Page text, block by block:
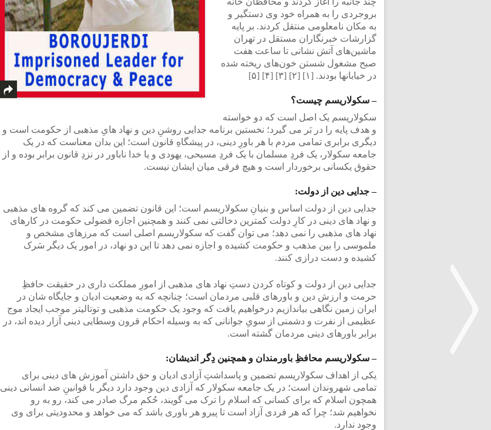
بروجردی را به همراه خود وی دستگیر و
به مکان نامعلومی منتقل کردند. بر پایه
گزارشات خبرنگاران مستقل در تهران
ماشین‌های آتش نشانی تا ساعت هفت
صبح مشغول شستن خون‌های ریخته شده
در خیابانها بودند. [۱] [۲] [۳] [۴] [۵]
– سکولاریسم چیست؟
سکولاریسم یک اصل است که دو خواسته
و هدف پایه را در بَر می گیرد؛ نخستین برنامه جدایی روشنِ دین و نهاد هایِ مذهبی از حکومت است و
دیگری برابری تمامی مردم با هر باورِ دینی، در پیشگاهِ قانون است؛ این بدان معناست که در یک
جامعه سکولار، یک فردِ مسلمان با یک فردِ مسیحی، یهودی و یا خدا ناباور در نزدِ قانون برابر بوده و از
حقوق یکسانی برخوردار است و هیچ فرقی میان ایشان نیست.
– جدایی دین از دولت:
جدایی دین از دولت اساس و بنیانِ سکولاریسم است؛ این قانون تضمین می کند که گروه های مذهبی
و نهاد های دینی در کارِ دولت کمترین دخالتی نمی کنند و همچنین اجازه فضولی حکومت در کارهای
نهاد های مذهبی را نمی دهد؛ می توان گفت که سکولاریسم اصلی است که مرزهای مشخص و
ملموسی را بین مذهب و حکومت کشیده و اجازه نمی دهد تا این دو نهاد، در امور یک دیگر سَرک
کشیده و دست درازی کنند.
جدایی دین از دولت و کوتاه کردن دستِ نهاد های مذهبی از امورِ مملکت داری در حقیقت حافظِ
حرمت و ارزش دین و باورهای قلبی مردمان است؛ چنانچه که به وضعیت ادیان و جایگاه شان در
ایران زمین نگاهی بیاندازیم درخواهیم یافت که وجود یک حکومت مذهبی و توتالیتر موجب ایجاد موج
عظیمی از نفرت و دشمنی از سویِ جوانانی که به وسیله احکام قرون وسطایی دینی آزار دیده اند، در
برابر باورهای دینی مردمان گشته است.
– سکولاریسم محافظِ باورمندان و همچنین دِگر اندیشان:
یکی از اهداف سکولاریسم تضمین و پاسداشتِ آزادی ادیان و حق داشتن آموزش های دینی برای
تمامی شهروندان است؛ در یک جامعه سکولار که آزادی دین وجود دارد دیگر با قوانینِ ضد انسانی دینی
همچون اسلام که برای کسانی که اسلام را ترک می گویند، حُکم مرگ صادر می کند، رو به رو
نخواهیم شد؛ چرا که هر فردی آزاد است تا پیرو هر باوری باشد که می خواهد و محدودیتی برای وی
وجود ندارد.